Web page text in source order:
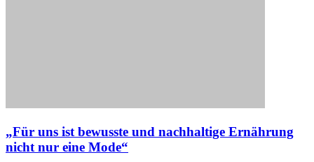
„Für uns ist bewusste und nachhaltige Ernährung
nicht nur eine Mode“